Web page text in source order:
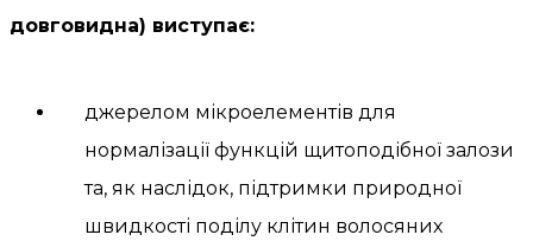
довговидна) виступає:
джерелом мікроелементів для
нормалізації функцій щитоподібної залози
та, як наслідок, підтримки природної
швидкості поділу клітин волосяних